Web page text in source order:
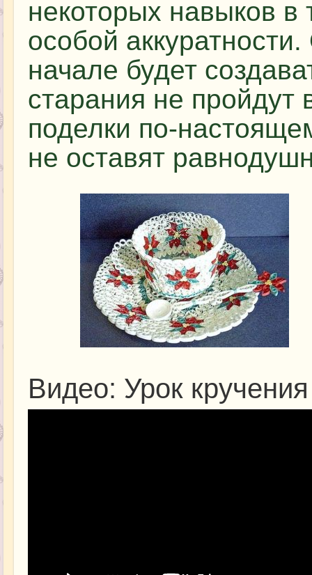
некоторых навыков в
особой
начале будет
старания не пройдут
поделки по-
не оставят
Видео: Урок